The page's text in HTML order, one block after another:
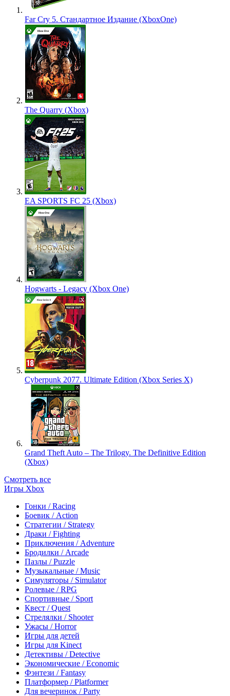
Far Cry 5. Стандартное Издание (XboxOne)
The Quarry (Xbox)
EA SPORTS FC 25 (Xbox)
Hogwarts - Legacy (Xbox One)
Cyberpunk 2077. Ultimate Edition (Xbox Series X)
Grand Theft Auto – The Trilogy. The Definitive Edition
(Xbox)
Смотреть все
Игры Xbox
Гонки / Racing
Боевик / Action
Стратегии / Strategy
Драки / Fighting
Приключения / Adventure
Бродилки / Arcade
Пазлы / Puzzle
Музыкальные / Music
Симуляторы / Simulator
Ролевые / RPG
Спортивные / Sport
Квест / Quest
Стрелялки / Shooter
Ужасы / Horror
Игры для детей
Игры для Kinect
Детективы / Detective
Экономические / Economic
Фэнтези / Fantasy
Платформер / Platformer
Для вечеринок / Party